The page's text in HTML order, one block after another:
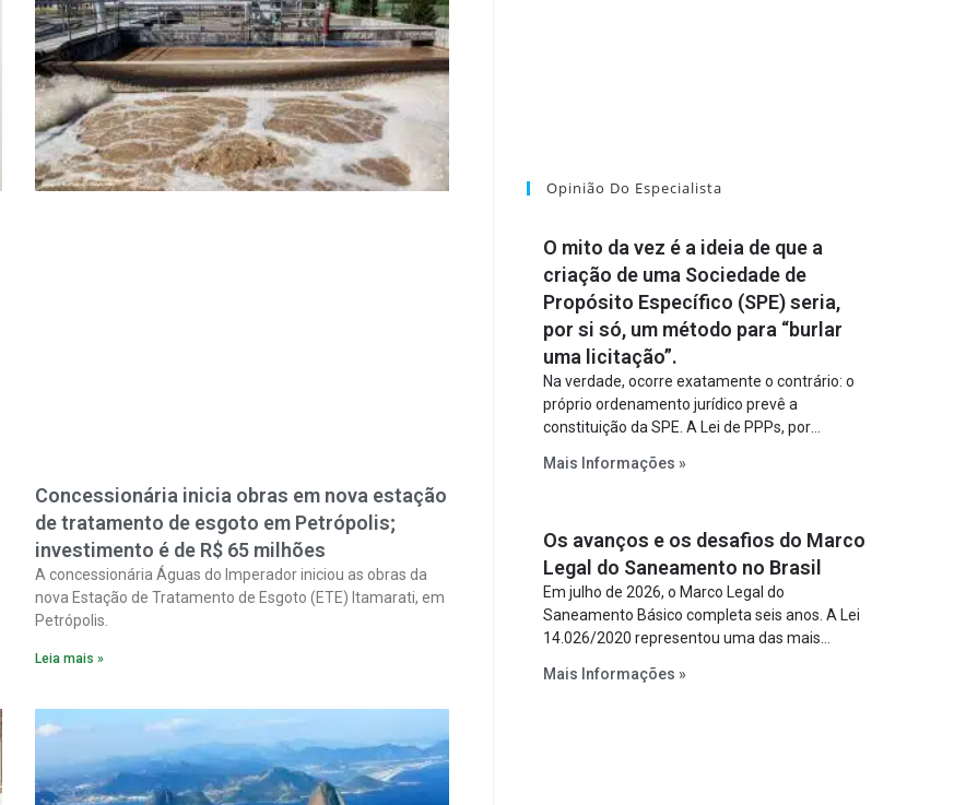
Concessionária inicia obras em nova estação
de tratamento de esgoto em Petrópolis;
investimento é de R$ 65 milhões
A concessionária Águas do Imperador iniciou as obras da
nova Estação de Tratamento de Esgoto (ETE) Itamarati, em
Petrópolis.
Leia mais »
Opinião Do Especialista
O mito da vez é a ideia de que a
criação de uma Sociedade de
Propósito Específico (SPE) seria,
por si só, um método para “burlar
uma licitação”.
Na verdade, ocorre exatamente o contrário: o
próprio ordenamento jurídico prevê a
constituição da SPE. A Lei de PPPs, por
constitua uma SPE para implantar e gerir o
Lei de Concessões, a figura é facultativa e
sujeita a uma escolha racional de projeto a
projeto.
Mais Informações »
Os avanços e os desafios do Marco
Legal do Saneamento no Brasil
Em julho de 2026, o Marco Legal do
Saneamento Básico completa seis anos. A Lei
14.026/2020 representou uma das mais
estabelecer metas claras para a
Mais Informações »